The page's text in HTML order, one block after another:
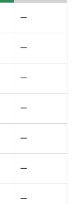
ー
ー
ー
ー
ー
ー
ー